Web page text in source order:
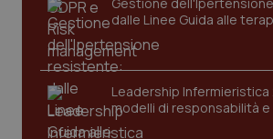
dalle Linee Guida alle
Leadership Infermieristica
modelli di responsabilità
CookieScriptConsent